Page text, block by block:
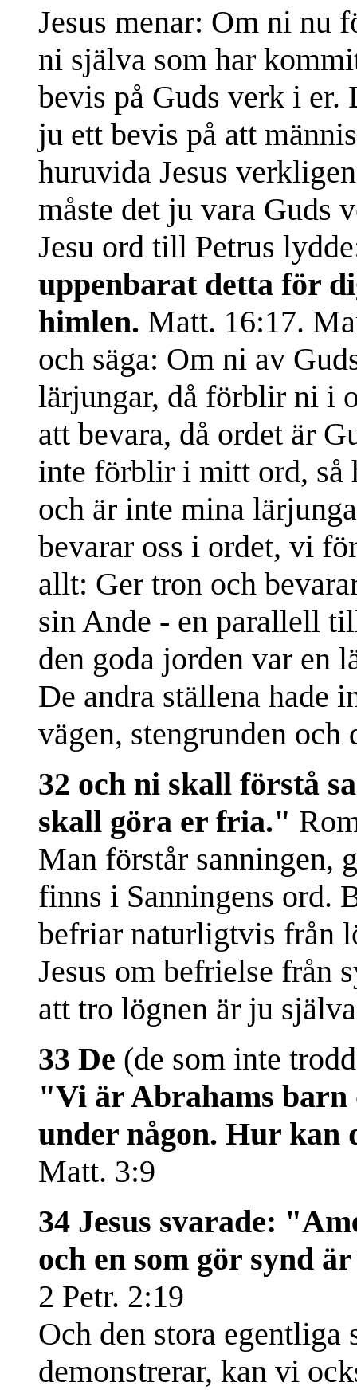
Jesus menar: Om ni nu
ni själva som har
bevis på Guds verk i er.
ju ett bevis på att
huruvida Jesus
måste det ju vara Guds
Jesu ord till Petrus
uppenbarat detta för
himlen. Matt. 16:17.
och säga: Om ni av
lärjungar, då förblir ni i
att bevara, då ordet är
inte förblir i mitt ord, så
och är inte mina
bevarar oss i ordet, vi
allt: Ger tron och
sin Ande - en parallell
den goda jorden var en
De andra ställena hade
vägen, stengrunden och
32 och ni skall förstå
skall göra er fria."
Man förstår sanningen,
finns i Sanningens ord.
befriar naturligtvis från
Jesus om befrielse från
att tro lögnen är ju
33 De (de som inte
"Vi är Abrahams
under någon. Hur
Matt. 3:9
34 Jesus svarade:
och en som gör synd
2 Petr. 2:19
Och den stora egentliga
demonstrerar, kan vi